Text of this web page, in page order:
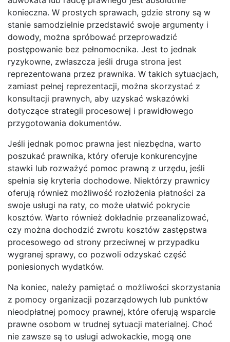
konieczna. W prostych sprawach, gdzie strony są w
stanie samodzielnie przedstawić swoje argumenty i
dowody, można spróbować przeprowadzić
postępowanie bez pełnomocnika. Jest to jednak
ryzykowne, zwłaszcza jeśli druga strona jest
reprezentowana przez prawnika. W takich sytuacjach,
zamiast pełnej reprezentacji, można skorzystać z
konsultacji prawnych, aby uzyskać wskazówki
dotyczące strategii procesowej i prawidłowego
przygotowania dokumentów.
Jeśli jednak pomoc prawna jest niezbędna, warto
poszukać prawnika, który oferuje konkurencyjne
stawki lub rozważyć pomoc prawną z urzędu, jeśli
spełnia się kryteria dochodowe. Niektórzy prawnicy
oferują również możliwość rozłożenia płatności za
swoje usługi na raty, co może ułatwić pokrycie
kosztów. Warto również dokładnie przeanalizować,
czy można dochodzić zwrotu kosztów zastępstwa
procesowego od strony przeciwnej w przypadku
wygranej sprawy, co pozwoli odzyskać część
poniesionych wydatków.
Na koniec, należy pamiętać o możliwości skorzystania
z pomocy organizacji pozarządowych lub punktów
nieodpłatnej pomocy prawnej, które oferują wsparcie
prawne osobom w trudnej sytuacji materialnej. Choć
nie zawsze są to usługi adwokackie, mogą one